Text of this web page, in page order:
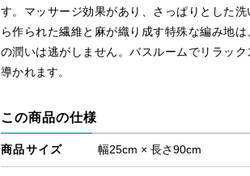
す。マッサージ効果があり、さっぱりとした
ら作られた繊維と麻が織り成す特殊な編み地
の潤いは逃がしません。バスルームでリラッ
導かれます。
この商品の仕様
商品サイズ 幅25cm × 長さ90cm